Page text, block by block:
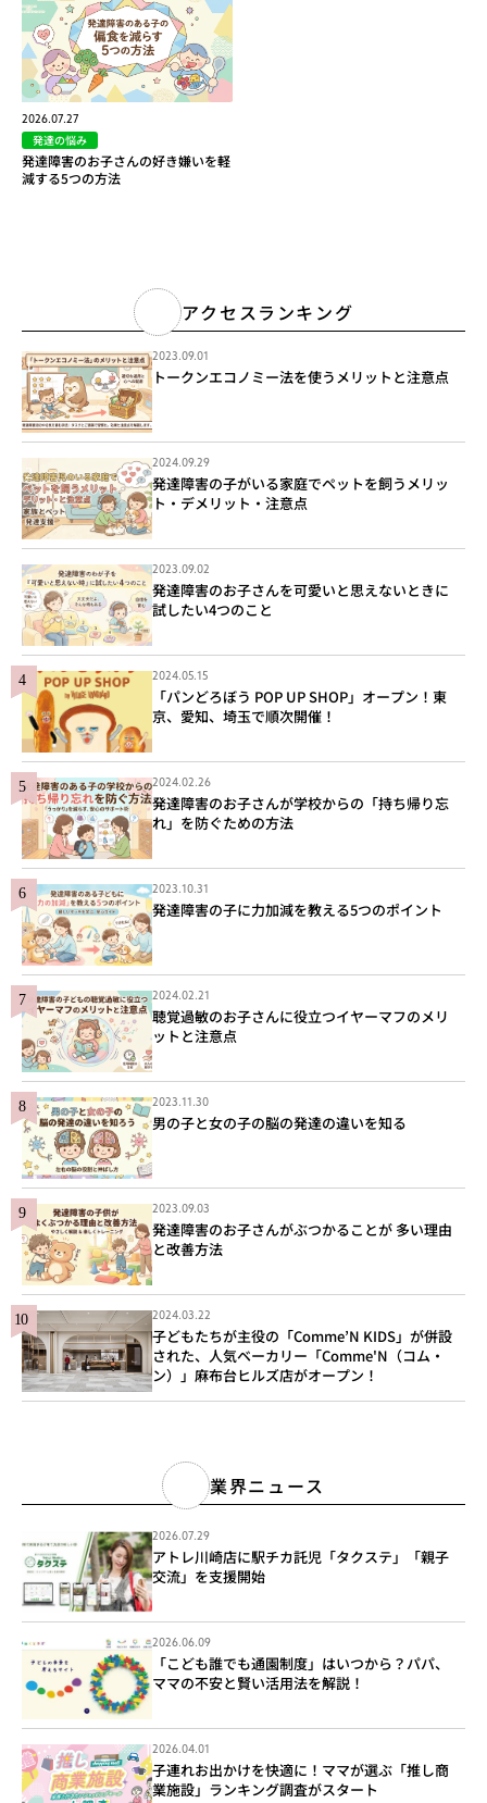
2026.07.27
発達の悩み
発達障害のお子さんの好き嫌いを軽
減する5つの方法
アクセスランキング
2023.09.01
トークンエコノミー法を使うメリットと注意点
2024.09.29
発達障害の子がいる家庭でペットを飼うメリッ
ト・デメリット・注意点
2023.09.02
発達障害のお子さんを可愛いと思えないときに
試したい4つのこと
2024.05.15
「パンどろぼう POP UP SHOP」オープン！東
京、愛知、埼玉で順次開催！
2024.02.26
発達障害のお子さんが学校からの「持ち帰り忘
れ」を防ぐための方法
2023.10.31
発達障害の子に力加減を教える5つのポイント
2024.02.21
聴覚過敏のお子さんに役立つイヤーマフのメリ
ットと注意点
2023.11.30
男の子と女の子の脳の発達の違いを知る
2023.09.03
発達障害のお子さんがぶつかることが 多い理由
と改善方法
2024.03.22
子どもたちが主役の「Comme’N KIDS」が併設
された、人気ベーカリー「Comme'N（コム・
ン）」麻布台ヒルズ店がオープン！
業界ニュース
2026.07.29
アトレ川崎店に駅チカ託児「タクステ」「親子
交流」を支援開始
2026.06.09
「こども誰でも通園制度」はいつから？パパ、
ママの不安と賢い活用法を解説！
2026.04.01
子連れお出かけを快適に！ママが選ぶ「推し商
業施設」ランキング調査がスタート